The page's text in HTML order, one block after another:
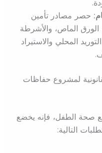
حصر مصادر تأمين
الورق الماص، والأشرطة
المحلي والاستيراد
لمشروع حفاظات
صحة الطفل، فإنه يخضع
التالية: